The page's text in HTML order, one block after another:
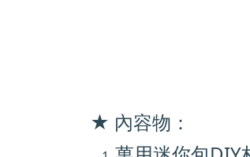
★ 內容物：